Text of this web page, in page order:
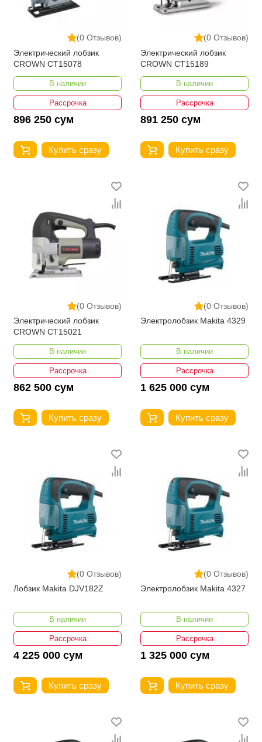
(0 Отзывов)
Электрический лобзик
CROWN CT15078
В наличии
Рассрочка
896 250 сум
Купить сразу
(0 Отзывов)
Электрический лобзик
CROWN CT15189
В наличии
Рассрочка
891 250 сум
Купить сразу
(0 Отзывов)
Электрический лобзик
CROWN CT15021
В наличии
Рассрочка
862 500 сум
Купить сразу
(0 Отзывов)
Электролобзик Makita 4329
В наличии
Рассрочка
1 625 000 сум
Купить сразу
(0 Отзывов)
Лобзик Makita DJV182Z
В наличии
Рассрочка
4 225 000 сум
Купить сразу
(0 Отзывов)
Электролобзик Makita 4327
В наличии
Рассрочка
1 325 000 сум
Купить сразу